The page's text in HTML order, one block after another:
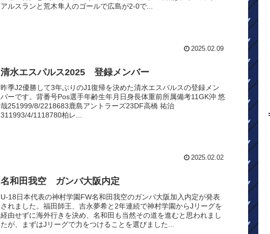
アルスランと荒木隼人のゴールで広島が2-0で...
2025.02.09
清水エスパルス2025 登録メンバー
昨季J2優勝して3年ぶりのJ1復帰を決めた清水エスパルスの登録メン
バーです。背番号Pos選手年齢生年月日身長体重前所属備考11GK沖 悠
哉251999/8/2218683鹿島アントラーズ23DF高橋 祐治
311993/4/1118780柏レ...
2025.02.02
名和田我空 ガンバ大阪内定
U-18日本代表の神村学園FW名和田我空のガンバ大阪加入内定が発表
されました。福田師王、吉永夢希と2年連続で神村学園からJリーグを
経由せずに海外行きを決め、名和田も当然その道を進むと思われまし
たが、まずはJリーグで力をつけることを選びました...